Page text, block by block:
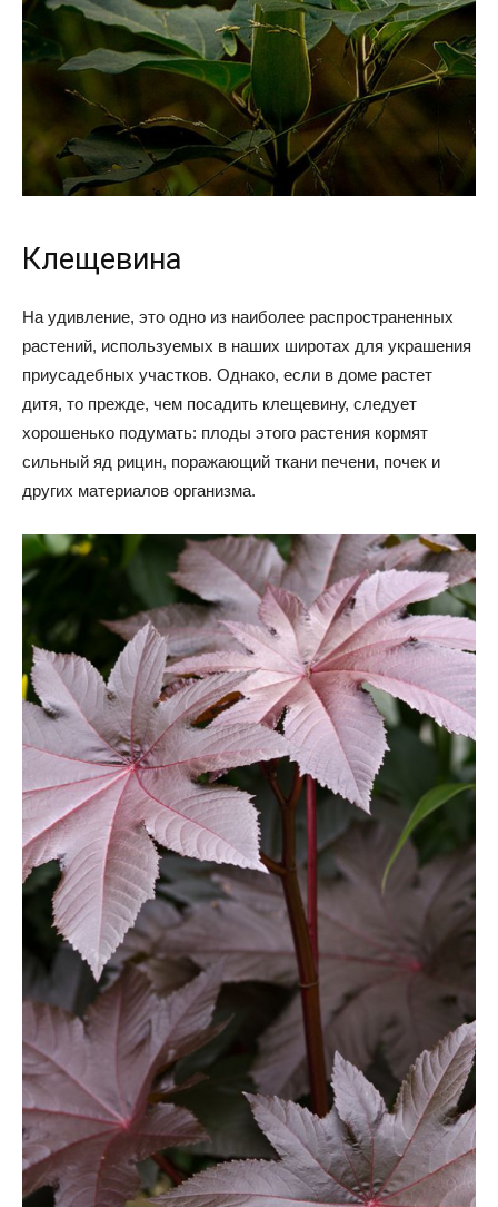
Клещевина
На удивление, это одно из наиболее распространенных
растений, используемых в наших широтах для украшения
приусадебных участков. Однако, если в доме растет
дитя, то прежде, чем посадить клещевину, следует
хорошенько подумать: плоды этого растения кормят
сильный яд рицин, поражающий ткани печени, почек и
других материалов организма.